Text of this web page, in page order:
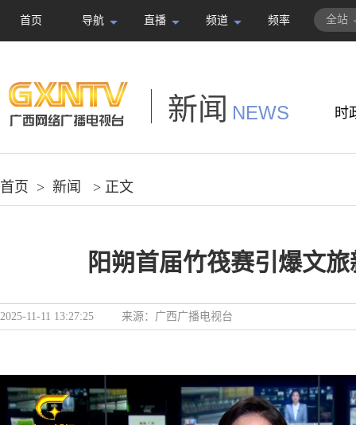
首页 导航 直播 频道 频率 全站
新闻 NEWS 时
首页 > 新闻 > 正文
阳朔首届竹筏赛引爆文
2025-11-11 13:27:25 来源： 广西广播电视台